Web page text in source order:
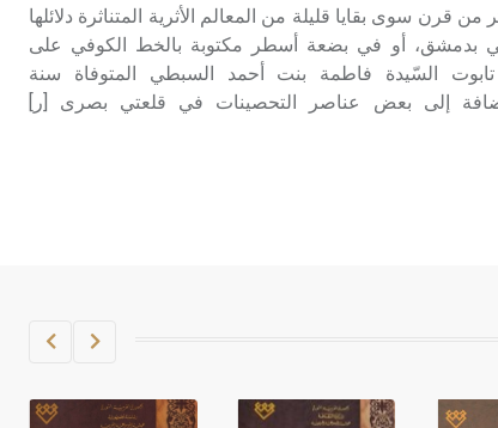
- هل تعلم أن أبجر Abgar اسم معروف
جيداً يعود إلى عدد من الملوك الذين
حكموا مدينة إديسا (الرها) من أبجر الأول
وحتى التاسع، وهم ينتسبون إلى أسرة
أوسروين
قرن سوى بقايا قليلة من المعالم الأثرية المتناثرة دلائلها
بدمشق، أو في بضعة أسطر مكتوبة بالخط الكوفي على
السّيدة فاطمة بنت أحمد السبطي المتوفاة سنة
إضافة إلى بعض عناصر التحصينات في قلعتي بصرى [ر]